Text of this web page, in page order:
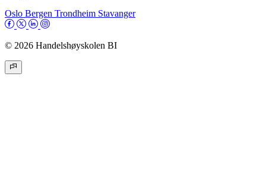
Oslo Bergen Trondheim Stavanger
© 2026 Handelshøyskolen BI